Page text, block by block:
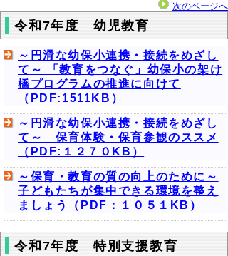
次のページへ
令和7年度 幼児教育
～円滑な幼保小連携・接続をめざし
て～ 「教育をつなぐ」幼保小の架け
橋プログラムの推進に向けて
（PDF:1511KB）
～円滑な幼保小連携・接続をめざし
て～ 保育体験・保育参観のススメ
（PDF:１２７０KB）
～保育・教育の質の向上のために～
子どもたちが集中できる環境を整え
ましょう（PDF：１０５１KB）
令和7年度 特別支援教育